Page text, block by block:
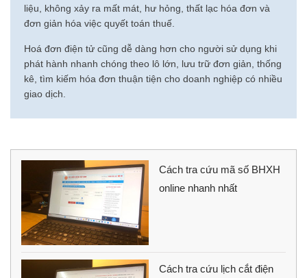
liệu, không xảy ra mất mát, hư hỏng, thất lạc hóa đơn và
đơn giản hóa việc quyết toán thuế.
Hoá đơn điện tử cũng dễ dàng hơn cho người sử dụng khi
phát hành nhanh chóng theo lô lớn, lưu trữ đơn giản, thống
kê, tìm kiếm hóa đơn thuận tiện cho doanh nghiệp có nhiều
giao dịch.
Cách tra cứu mã số BHXH
online nhanh nhất
Cách tra cứu lịch cắt điện